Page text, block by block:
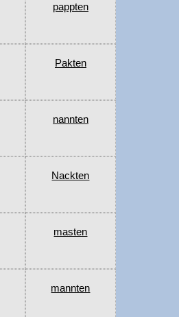
pappten
Pakten
nannten
Nackten
masten
mannten